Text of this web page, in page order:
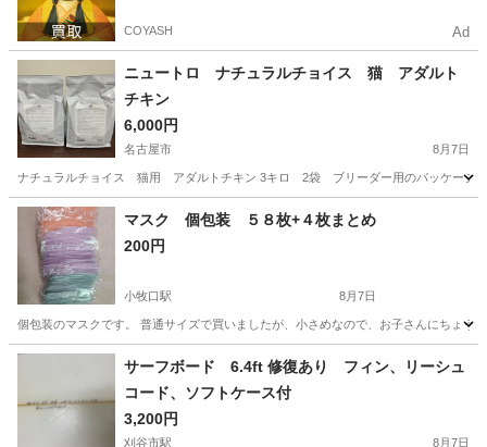
COYASH Ad
ニュートロ ナチュラルチョイス 猫 アダルト
チキン
6,000円
名古屋市 8月7日
ナチュラルチョイス 猫用 アダルトチキン 3キロ 2袋 ブリーダー用のパッケージで
愛知 名古屋市 その他
マスク 個包装 ５８枚+４枚まとめ
200円
小牧口駅 8月7日
個包装のマスクです。 普通サイズで買いましたが、小さめなので、お子さんにちょ
愛知 小牧市 小牧口駅 その他 マスク
サーフボード 6.4ft 修復あり フィン、リーシュ
コード、ソフトケース付
3,200円
刈谷市駅 8月7日